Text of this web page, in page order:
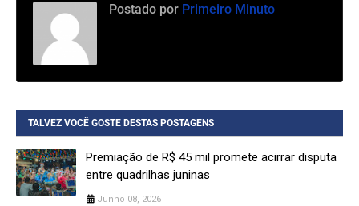
Postado por Primeiro Minuto
TALVEZ VOCÊ GOSTE DESTAS POSTAGENS
Premiação de R$ 45 mil promete acirrar disputa
entre quadrilhas juninas
Junho 08, 2026